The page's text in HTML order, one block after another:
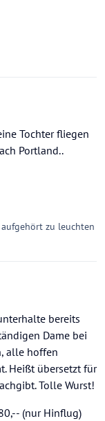
Tochter fliegen
Portland..
zu leuchten
bereits
Dame bei
alle hoffen
Heißt übersetzt für
Tolle Wurst!
(nur Hinflug)